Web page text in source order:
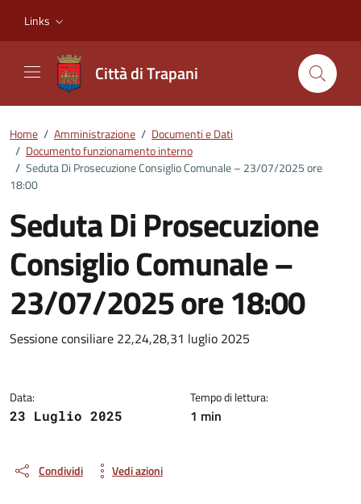
Links
Città di Trapani
Home / Amministrazione / Documenti e Dati
/ Documento funzionamento interno
/ Seduta Di Prosecuzione Consiglio Comunale – 23/07/2025 ore
18:00
Seduta Di Prosecuzione
Consiglio Comunale –
23/07/2025 ore 18:00
Dettagli del documento
Sessione consiliare 22,24,28,31 luglio 2025
Data:
23 Luglio 2025
Tempo di lettura:
1 min
Condividi Vedi azioni